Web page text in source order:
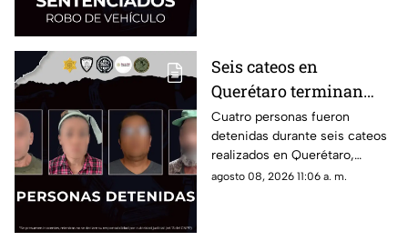
Seis cateos en
Querétaro terminan
con cuatro detenidos y
el aseguramiento de
presuntas dr0gas
Cuatro personas fueron
detenidas durante seis cateos
realizados en Querétaro,
donde también se localizaron
agosto 08, 2026 11:06 a. m.